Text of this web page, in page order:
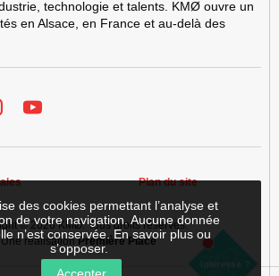
technologie et talents. KMØ ouvre un
en Alsace, en France et au-delà des
Plan du site
© 2026KMØ. Tous droits réservés.
Une réalisation Première Place
Intéressé ?
S'implanter
Louer
une
des cookies permettant l’analyse et
de votre navigation. Aucune donnée
n’est conservée. En savoir plus ou
s’opposer.